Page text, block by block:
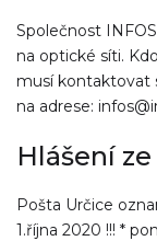
Společnost
na optické síti.
musí kontaktovat
na adrese:
Hlášení
Pošta Určice
1.října 2020 !!! *